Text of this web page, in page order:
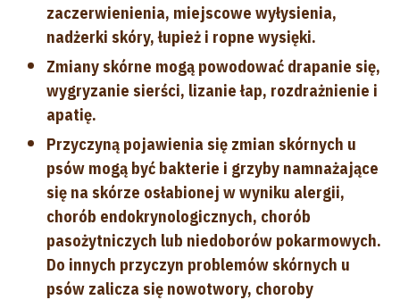
zaczerwienienia, miejscowe wyłysienia,
nadżerki skóry, łupież i ropne wysięki.
Zmiany skórne mogą powodować drapanie się,
wygryzanie sierści, lizanie łap, rozdrażnienie i
apatię.
Przyczyną pojawienia się zmian skórnych u
psów mogą być bakterie i grzyby namnażające
się na skórze osłabionej w wyniku alergii,
chorób endokrynologicznych, chorób
pasożytniczych lub niedoborów pokarmowych.
Do innych przyczyn problemów skórnych u
psów zalicza się nowotwory, choroby